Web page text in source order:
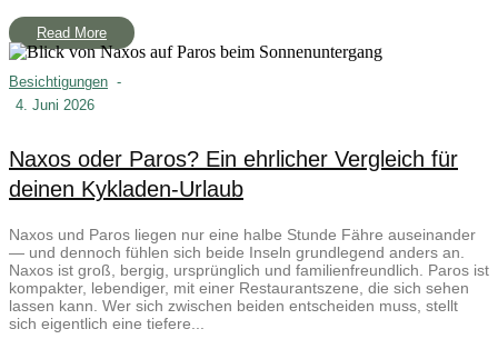
Read More
Besichtigungen -
4. Juni 2026
Naxos oder Paros? Ein ehrlicher Vergleich für
deinen Kykladen-Urlaub
Naxos und Paros liegen nur eine halbe Stunde Fähre auseinander
— und dennoch fühlen sich beide Inseln grundlegend anders an.
Naxos ist groß, bergig, ursprünglich und familienfreundlich. Paros ist
kompakter, lebendiger, mit einer Restaurantszene, die sich sehen
lassen kann. Wer sich zwischen beiden entscheiden muss, stellt
sich eigentlich eine tiefere...